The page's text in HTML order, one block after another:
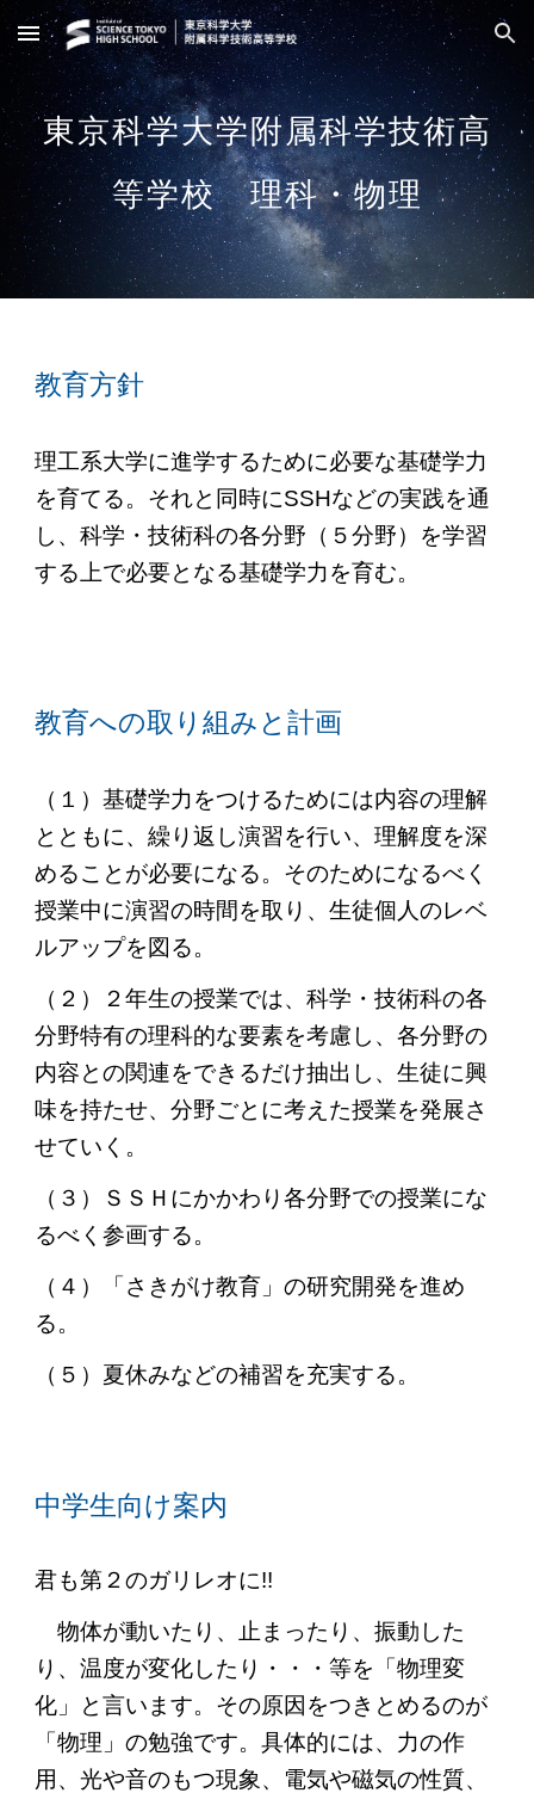
Skip to main content Skip to navigation
東京科学大学附属科学技術高
等学校 理科・物理
教育方針
理工系大学に進学するために必要な基礎学力
を育てる。それと同時にSSHなどの実践を通
し、科学・技術科の各分野（５分野）を学習
する上で必要となる基礎学力を育む。
教育への取り組みと計画
（１）基礎学力をつけるためには内容の理解
とともに、繰り返し演習を行い、理解度を深
めることが必要になる。そのためになるべく
授業中に演習の時間を取り、生徒個人のレベ
ルアップを図る。
（２）
２年生の授業では、科学・技術科の各
分野特有の理科的な要素を考慮し、各分野の
内容との関連をできるだけ抽出し、生徒に興
味を持たせ、分野ごとに考えた授業を発展さ
せていく。
（３）
ＳＳＨにかかわり各分野での授業にな
るべく参画する。
（４）
「さきがけ教育」の研究開発を進め
る。
（５） 夏休みなどの補習を充実する。
中学生向け案内
君も第２のガリレオに!!
物体が動いたり、止まったり、振動した
り、温度が変化したり・・・等を「物理変
化」と言います。その原因をつきとめるのが
「物理」の勉強です。具体的には、力の作
用、光や音のもつ現象、電気や磁気の性質、